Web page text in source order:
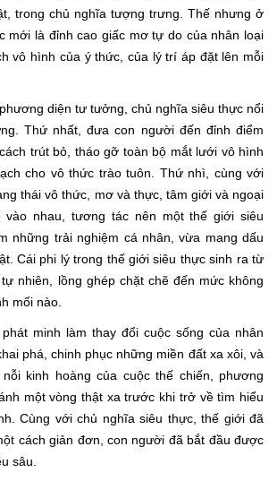
trong chủ nghĩa tượng trưng. Thế nhưng ở
mới là đỉnh cao giấc mơ tự do của nhân loại
vô hình của ý thức, của lý trí áp đặt lên mỗi
diện tư tưởng, chủ nghĩa siêu thực nổi
Thứ nhất, đưa con người đến đỉnh điểm
trút bỏ, tháo gỡ toàn bộ mắt lưới vô hình
cho vô thức trào tuôn. Thứ nhì, cùng với
thái vô thức, mơ và thực, tâm giới và ngoại
vào nhau, tương tác nên một thế giới siêu
những trải nghiệm cá nhân, vừa mang dấu
Cái phi lý trong thế giới siêu thực sinh ra từ
nhiên, lồng ghép chặt chẽ đến mức không
mối nào.
minh làm thay đổi cuộc sống của nhân
phá, chinh phục những miền đất xa xôi, và
kinh hoàng của cuộc thế chiến, phương
một vòng thật xa trước khi trở về tìm hiểu
Cùng với chủ nghĩa siêu thực, thế giới đã
cách giản đơn, con người đã bắt đầu được
sâu.